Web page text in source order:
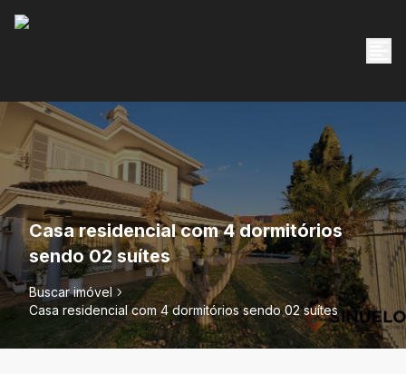
Casa residencial com 4 dormitórios
sendo 02 suítes
Buscar imóvel
Casa residencial com 4 dormitórios sendo 02 suítes